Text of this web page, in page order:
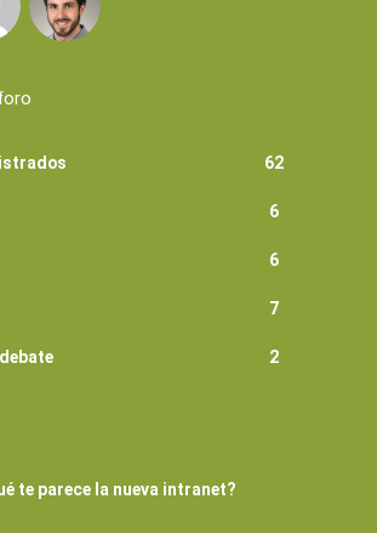
62
6
6
7
2
te parece la nueva intranet?